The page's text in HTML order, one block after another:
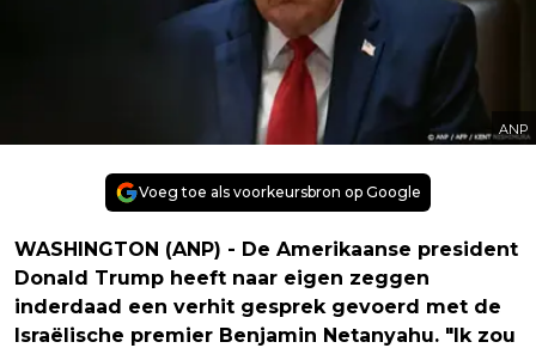
ANP
Voeg toe als voorkeursbron op Google
WASHINGTON (ANP) - De Amerikaanse president
Donald Trump heeft naar eigen zeggen
inderdaad een verhit gesprek gevoerd met de
Israëlische premier Benjamin Netanyahu. "Ik zou